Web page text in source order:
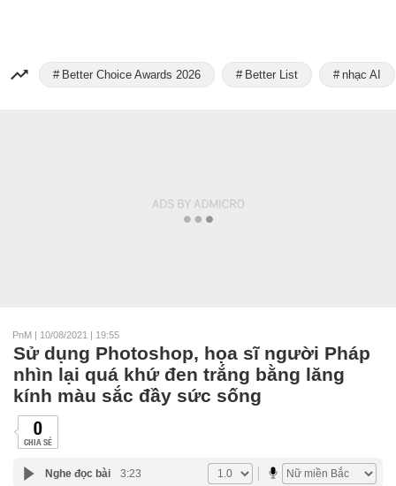
Better Choice Awards 2026 Better List nhạc AI
PnM | 10/08/2021 | 19:55
Sử dụng Photoshop, họa sĩ người Pháp
nhìn lại quá khứ đen trắng bằng lăng
kính màu sắc đầy sức sống
0
CHIA SẺ
Nghe đọc bài 3:23